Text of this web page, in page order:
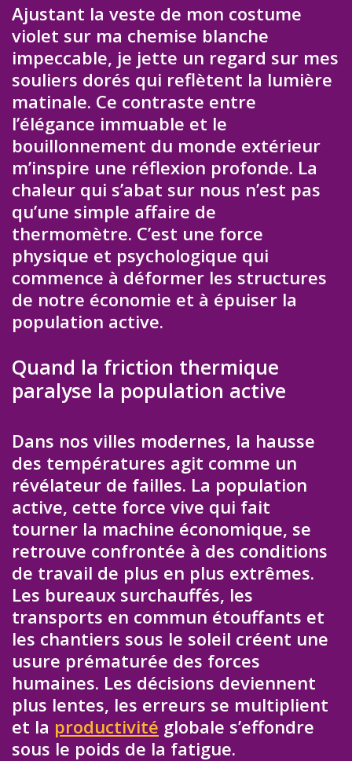
Ajustant la veste de mon costume
violet sur ma chemise blanche
impeccable, je jette un regard sur mes
souliers dorés qui reflètent la lumière
matinale. Ce contraste entre
l’élégance immuable et le
bouillonnement du monde extérieur
m’inspire une réflexion profonde. La
chaleur qui s’abat sur nous n’est pas
qu’une simple affaire de
thermomètre. C’est une force
physique et psychologique qui
commence à déformer les structures
de notre économie et à épuiser la
population active.
Quand la friction thermique
paralyse la population active
Dans nos villes modernes, la hausse
des températures agit comme un
révélateur de failles. La population
active, cette force vive qui fait
tourner la machine économique, se
retrouve confrontée à des conditions
de travail de plus en plus extrêmes.
Les bureaux surchauffés, les
transports en commun étouffants et
les chantiers sous le soleil créent une
usure prématurée des forces
humaines. Les décisions deviennent
plus lentes, les erreurs se multiplient
et la productivité globale s’effondre
sous le poids de la fatigue.